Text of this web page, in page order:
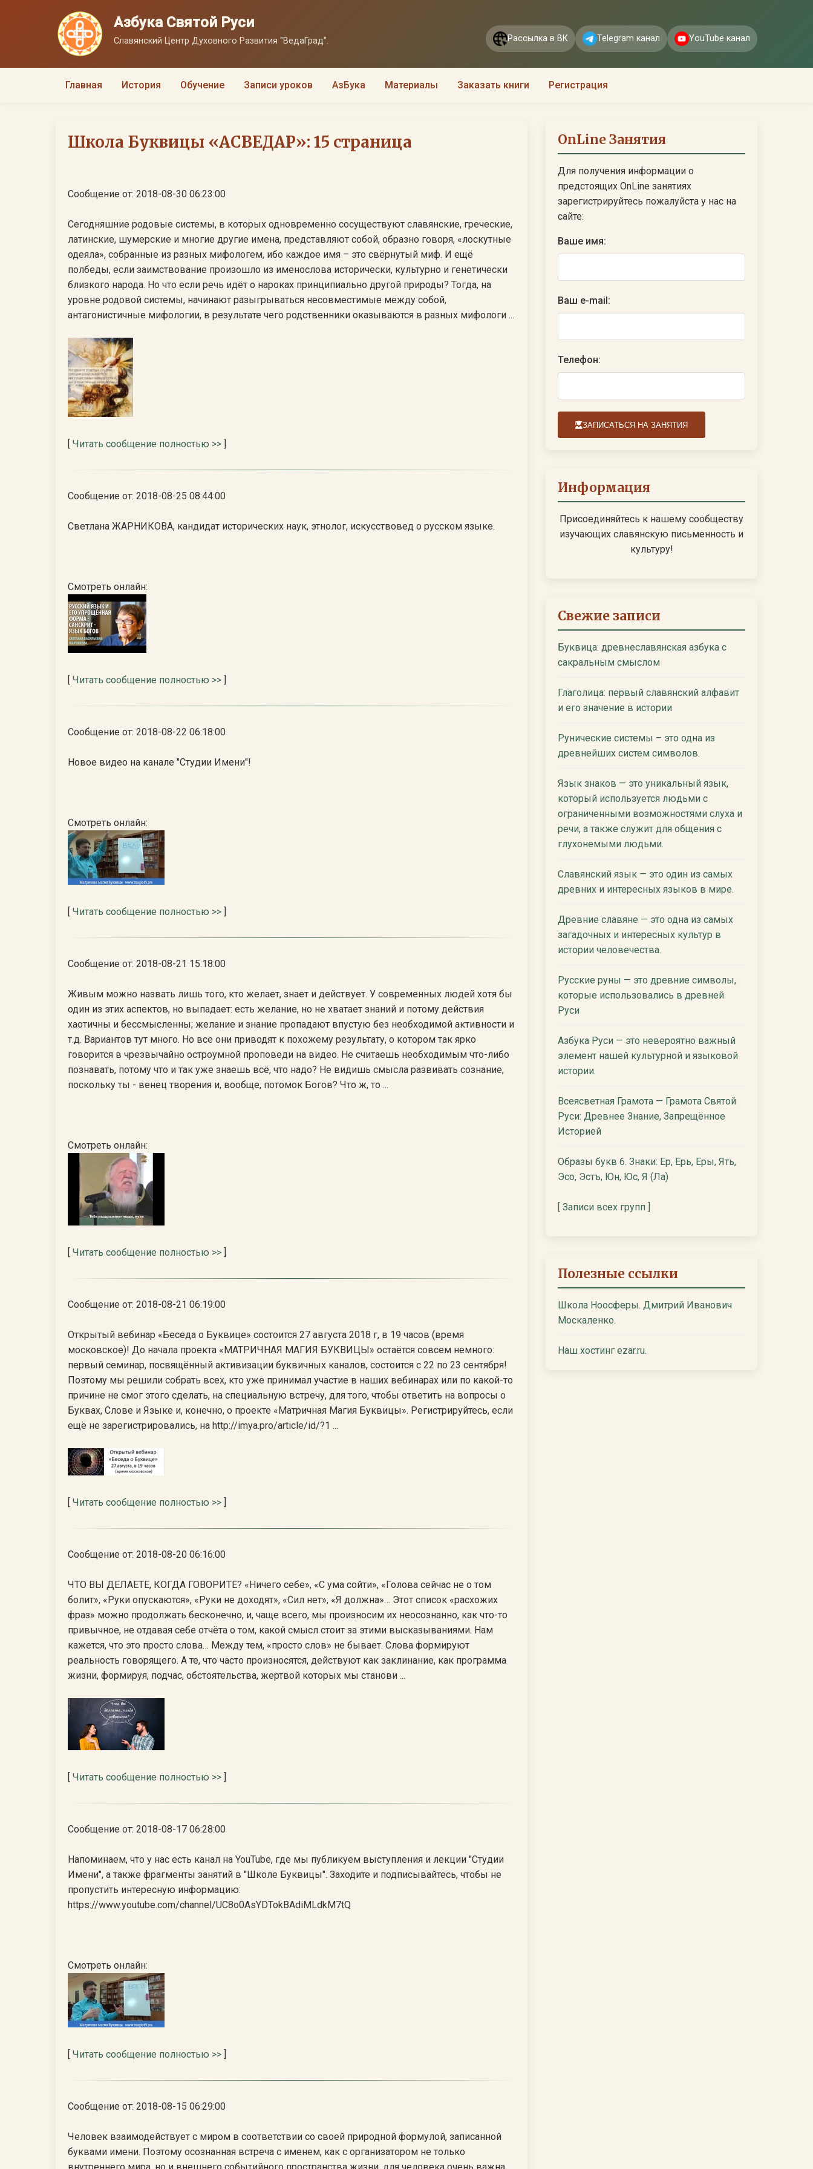
Азбука Святой Руси
Славянский Центр Духовного Развития "ВедаГрад". Рассылка в ВК Telegram канал YouTube канал
Главная История Обучение Записи уроков АзБука Материалы Заказать книги Регистрация
Школа Буквицы «АСВЕДАР»: 15 страница
Сообщение от: 2018-08-30 06:23:00
Сегодняшние родовые системы, в которых одновременно сосуществуют славянские, греческие,
латинские, шумерские и многие другие имена, представляют собой, образно говоря, «лоскутные
одеяла», собранные из разных мифологем, ибо каждое имя – это свёрнутый миф. И ещё
полбеды, если заимствование произошло из именослова исторически, культурно и генетически
близкого народа. Но что если речь идёт о нароках принципиально другой природы? Тогда, на
уровне родовой системы, начинают разыгрываться несовместимые между собой,
антагонистичные мифологии, в результате чего родственники оказываются в разных мифологи ...
[ Читать сообщение полностью >> ]
Сообщение от: 2018-08-25 08:44:00
Светлана ЖАРНИКОВА, кандидат исторических наук, этнолог, искусствовед о русском языке.
Смотреть онлайн:
[ Читать сообщение полностью >> ]
Сообщение от: 2018-08-22 06:18:00
Новое видео на канале "Студии Имени"!
Смотреть онлайн:
[ Читать сообщение полностью >> ]
Сообщение от: 2018-08-21 15:18:00
Живым можно назвать лишь того, кто желает, знает и действует. У современных людей хотя бы
один из этих аспектов, но выпадает: есть желание, но не хватает знаний и потому действия
хаотичны и бессмысленны; желание и знание пропадают впустую без необходимой активности и
т.д. Вариантов тут много. Но все они приводят к похожему результату, о котором так ярко
говорится в чрезвычайно остроумной проповеди на видео. Не считаешь необходимым что-либо
познавать, потому что и так уже знаешь всё, что надо? Не видишь смысла развивать сознание,
поскольку ты - венец творения и, вообще, потомок Богов? Что ж, то ...
Смотреть онлайн:
[ Читать сообщение полностью >> ]
Сообщение от: 2018-08-21 06:19:00
Открытый вебинар «Беседа о Буквице» состоится 27 августа 2018 г, в 19 часов (время
московское)! До начала проекта «МАТРИЧНАЯ МАГИЯ БУКВИЦЫ» остаётся совсем немного:
первый семинар, посвящённый активизации буквичных каналов, состоится с 22 по 23 сентября!
Поэтому мы решили собрать всех, кто уже принимал участие в наших вебинарах или по какой-то
причине не смог этого сделать, на специальную встречу, для того, чтобы ответить на вопросы о
Буквах, Слове и Языке и, конечно, о проекте «Матричная Магия Буквицы». Регистрируйтесь, если
ещё не зарегистрировались, на http://imya.pro/article/id/?1 ...
[ Читать сообщение полностью >> ]
Сообщение от: 2018-08-20 06:16:00
ЧТО ВЫ ДЕЛАЕТЕ, КОГДА ГОВОРИТЕ? «Ничего себе», «С ума сойти», «Голова сейчас не о том
болит», «Руки опускаются», «Руки не доходят», «Сил нет», «Я должна»… Этот список «расхожих
фраз» можно продолжать бесконечно, и, чаще всего, мы произносим их неосознанно, как что-то
привычное, не отдавая себе отчёта о том, какой смысл стоит за этими высказываниями. Нам
кажется, что это просто слова… Между тем, «просто слов» не бывает. Слова формируют
реальность говорящего. А те, что часто произносятся, действуют как заклинание, как программа
жизни, формируя, подчас, обстоятельства, жертвой которых мы станови ...
[ Читать сообщение полностью >> ]
Сообщение от: 2018-08-17 06:28:00
Напоминаем, что у нас есть канал на YouTube, где мы публикуем выступления и лекции "Студии
Имени", а также фрагменты занятий в "Школе Буквицы". Заходите и подписывайтесь, чтобы не
пропустить интересную информацию:
https://www.youtube.com/channel/UC8o0AsYDTokBAdiMLdkM7tQ
Смотреть онлайн:
[ Читать сообщение полностью >> ]
Сообщение от: 2018-08-15 06:29:00
Человек взаимодействует с миром в соответствии со своей природной формулой, записанной
буквами имени. Поэтому осознанная встреча с именем, как с организатором не только
OnLine Занятия
Для получения информации о
предстоящих OnLine занятиях
зарегистрируйтесь пожалуйста у нас на
сайте:
Ваше имя:
Ваш e-mail:
Телефон:
ЗАПИСАТЬСЯ НА ЗАНЯТИЯ
Информация
Присоединяйтесь к нашему сообществу
изучающих славянскую письменность и
культуру!
Свежие записи
Буквица: древнеславянская азбука с
сакральным смыслом
Глаголица: первый славянский алфавит
и его значение в истории
Рунические системы – это одна из
древнейших систем символов.
Язык знаков — это уникальный язык,
который используется людьми с
ограниченными возможностями слуха и
речи, а также служит для общения с
глухонемыми людьми.
Славянский язык — это один из самых
древних и интересных языков в мире.
Древние славяне — это одна из самых
загадочных и интересных культур в
истории человечества.
Русские руны — это древние символы,
которые использовались в древней
Руси
Азбука Руси — это невероятно важный
элемент нашей культурной и языковой
истории.
Всеясветная Грамота — Грамота Святой
Руси: Древнее Знание, Запрещённое
Историей
Образы букв 6. Знаки: Ер, Ерь, Еры, Ять,
Эсо, Эстъ, Юн, Юс, Я (Ла)
[ Записи всех групп ]
Полезные ссылки
Школа Ноосферы. Дмитрий Иванович
Москаленко.
Наш хостинг ezar.ru.